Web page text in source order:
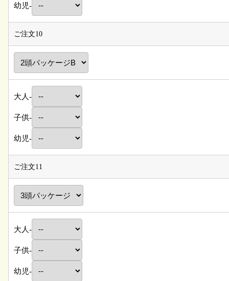
幼児-
ご注文10
大人-
子供-
幼児-
ご注文11
大人-
子供-
幼児-